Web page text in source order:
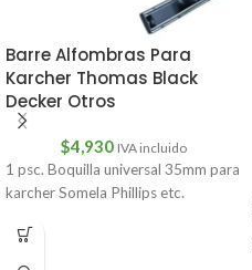
Barre Alfombras Para
Karcher Thomas Black
Decker Otros
$4,930 IVA incluido
1 psc. Boquilla universal 35mm para
karcher Somela Phillips etc.